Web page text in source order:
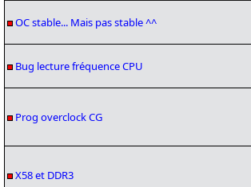
OC stable... Mais pas stable ^^
Bug lecture fréquence CPU
Prog overclock CG
X58 et DDR3